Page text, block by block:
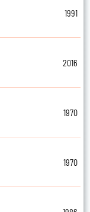
1991
2016
1970
1970